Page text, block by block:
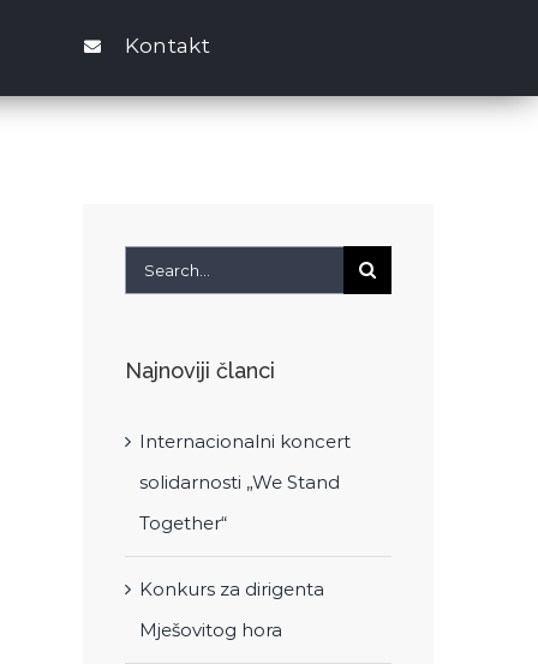
Kontakt
Search
Najnoviji članci
Internacionalni koncert
solidarnosti „We Stand
Together“
Konkurs za dirigenta
Mješovitog hora